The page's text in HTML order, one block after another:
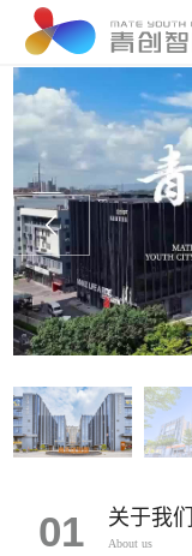
01 关于我们
About us